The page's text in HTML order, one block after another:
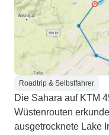
Roadtrip & Selbstfahrer
Die Sahara auf KTM
Wüstenrouten
ausgetrocknete Lake